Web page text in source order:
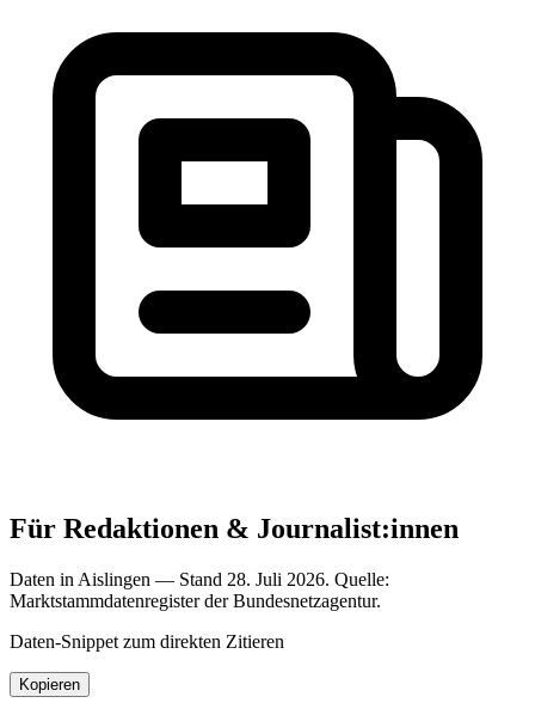
Für Redaktionen & Journalist:innen
Daten in Aislingen — Stand 28. Juli 2026. Quelle:
Marktstammdatenregister der Bundesnetzagentur.
Daten-Snippet zum direkten Zitieren
Kopieren